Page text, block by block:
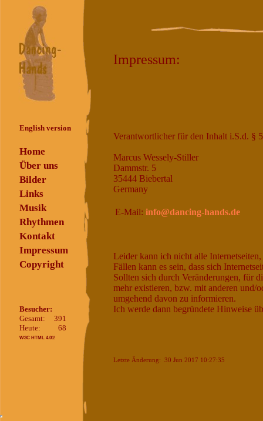
English version
Home
Über uns
Bilder
Links
Musik
Rhythmen
Kontakt
Impressum
Copyright
Besucher:
Gesamt:
391
Heute:
68
W3C HTML 4.01!
Impressum:
Verantwortlicher für den Inhalt i.S.d. §
Marcus Wessely-Stiller
Dammstr. 5
35444 Biebertal
Germany
E-Mail: info@dancing-hands.de
Leider kann ich nicht alle
Fällen kann es sein, dass sich
Sollten sich durch Veränderungen, für
mehr existieren, bzw. mit anderen
umgehend davon zu informieren.
Ich werde dann begründete Hinweise
Letzte Änderung: 30 Jun 2017 10:27:35